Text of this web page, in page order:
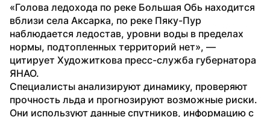
«Голова ледохода по реке Большая Обь находится
вблизи села Аксарка, по реке Пяку-Пур
наблюдается ледостав, уровни воды в пределах
нормы, подтопленных территорий нет», —
цитирует Художиткова пресс-служба губернатора
ЯНАО.
Специалисты анализируют динамику, проверяют
прочность льда и прогнозируют возможные риски.
Они используют данные спутников, информацию с